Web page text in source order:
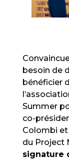
besoin de
bénéficier
Summer
co-
Colombi
du Project
signature